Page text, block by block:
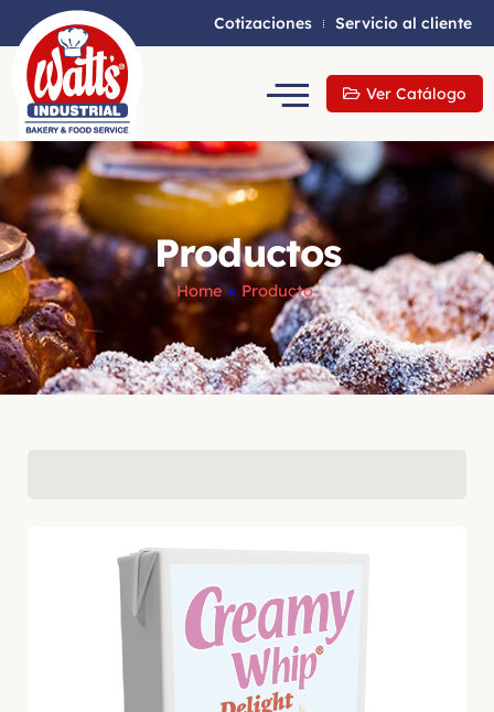
Cotizaciones Servicio al cliente
Ver Catálogo
Productos
Home » Producto